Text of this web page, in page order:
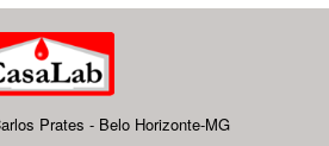
Prates - Belo Horizonte-MG